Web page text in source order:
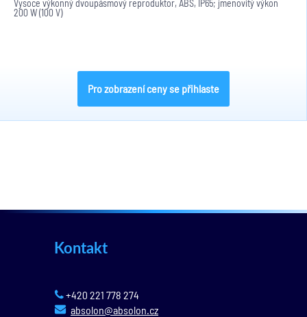
Vysoce výkonný dvoupásmový reproduktor, ABS, IP65; jmenovitý výkon
200 W (100 V)
Pro zobrazení ceny se přihlaste
Kontakt
+420 221 778 274
absolon@absolon.cz